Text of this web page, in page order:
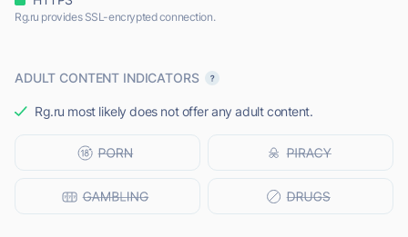
Rg.ru provides SSL-encrypted connection.
ADULT CONTENT INDICATORS
Rg.ru most likely does not offer any adult content.